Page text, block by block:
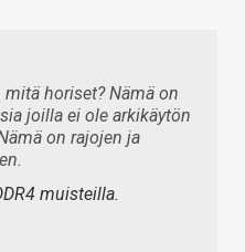
horiset? Nämä on
joilla ei ole arkikäytön
on rajojen ja
muisteilla.